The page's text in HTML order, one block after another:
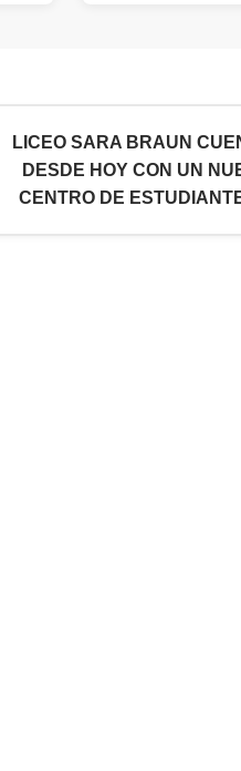
LICEO SARA BRAUN
DESDE HOY CON UN
CENTRO DE